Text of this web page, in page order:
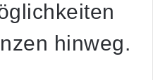
hinweg.